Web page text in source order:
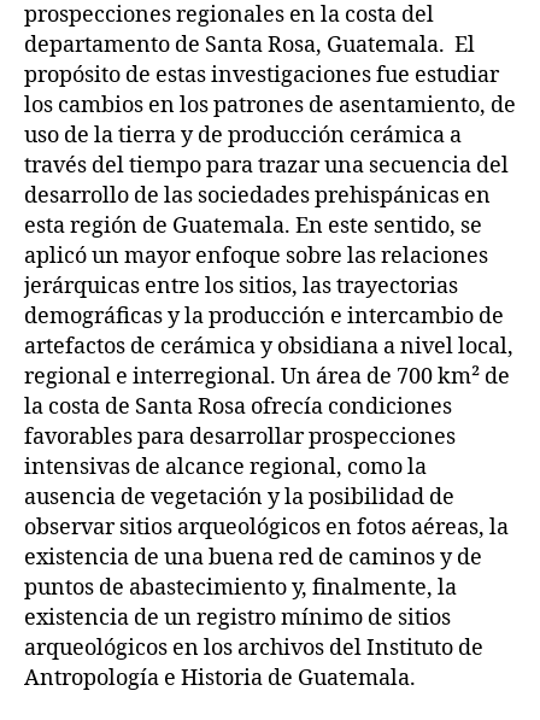
prospecciones regionales en la costa del
departamento de Santa Rosa, Guatemala. El
propósito de estas investigaciones fue estudiar
los cambios en los patrones de asentamiento, de
uso de la tierra y de producción cerámica a
través del tiempo para trazar una secuencia del
desarrollo de las sociedades prehispánicas en
esta región de Guatemala. En este sentido, se
aplicó un mayor enfoque sobre las relaciones
jerárquicas entre los sitios, las trayectorias
demográficas y la producción e intercambio de
artefactos de cerámica y obsidiana a nivel local,
regional e interregional. Un área de 700 km² de
la costa de Santa Rosa ofrecía condiciones
favorables para desarrollar prospecciones
intensivas de alcance regional, como la
ausencia de vegetación y la posibilidad de
observar sitios arqueológicos en fotos aéreas, la
existencia de una buena red de caminos y de
puntos de abastecimiento y, finalmente, la
existencia de un registro mínimo de sitios
arqueológicos en los archivos del Instituto de
Antropología e Historia de Guatemala.